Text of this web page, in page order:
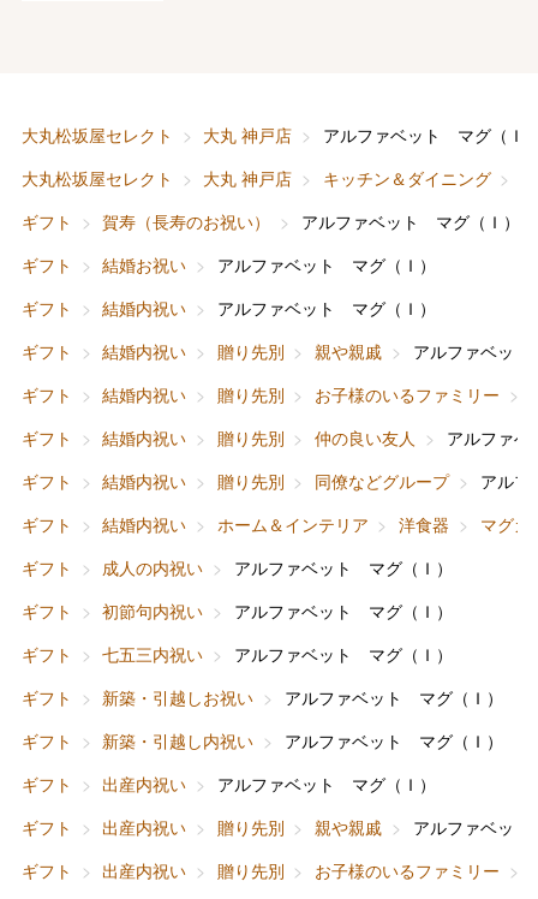
大丸松坂屋セレクト 大丸 神戸店
アルファベット マグ（Ｉ
大丸松坂屋セレクト
大丸 神戸店 キッチン＆ダイニング
ギフト
賀寿（長寿のお祝い）
アルファベット マグ（Ｉ）
ギフト
結婚お祝い
アルファベット マグ（Ｉ）
ギフト
結婚内祝い
アルファベット マグ（Ｉ）
ギフト
結婚内祝い 贈り先別 親や親戚
アルファベッ
ギフト
結婚内祝い 贈り先別 お子様のいるファミリー
ギフト
結婚内祝い 贈り先別 仲の良い友人
アルファ
ギフト
結婚内祝い 贈り先別 同僚などグループ
アル
ギフト
結婚内祝い ホーム＆インテリア 洋食器
マグカ
ギフト
成人の内祝い
アルファベット マグ（Ｉ）
ギフト
初節句内祝い
アルファベット マグ（Ｉ）
ギフト
七五三内祝い
アルファベット マグ（Ｉ）
ギフト
新築・引越しお祝い
アルファベット マグ（Ｉ）
ギフト
新築・引越し内祝い
アルファベット マグ（Ｉ）
ギフト
出産内祝い
アルファベット マグ（Ｉ）
ギフト
出産内祝い 贈り先別 親や親戚
アルファベッ
ギフト
出産内祝い 贈り先別 お子様のいるファミリー
フード＆スイーツ
バレンタインチョコレート